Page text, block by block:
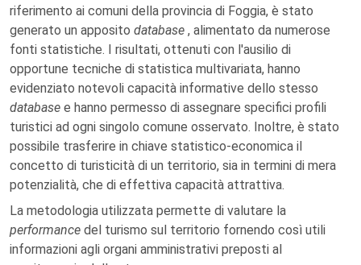
riferimento ai comuni della provincia di Foggia, è stato
generato un apposito database , alimentato da numerose
fonti statistiche. I risultati, ottenuti con l'ausilio di
opportune tecniche di statistica multivariata, hanno
evidenziato notevoli capacità informative dello stesso
database e hanno permesso di assegnare specifici profili
turistici ad ogni singolo comune osservato. Inoltre, è stato
possibile trasferire in chiave statistico-economica il
concetto di turisticità di un territorio, sia in termini di mera
potenzialità, che di effettiva capacità attrattiva.
La metodologia utilizzata permette di valutare la
performance del turismo sul territorio fornendo così utili
informazioni agli organi amministrativi preposti al